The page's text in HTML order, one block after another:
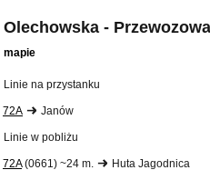
Olechowska -
mapie
Linie na przystanku
72A Janów
Linie w pobliżu
72A(0661) ~24 m. Huta Jagodnica